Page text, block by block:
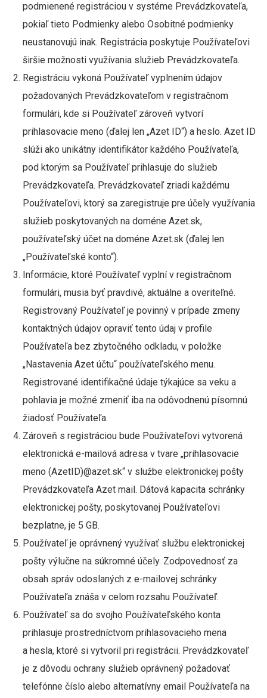
podmienené registráciou v systéme Prevádzkovateľa,
pokiaľ tieto Podmienky alebo Osobitné podmienky
neustanovujú inak. Registrácia poskytuje Používateľovi
širšie možnosti využívania služieb Prevádzkovateľa.
Registráciu vykoná Používateľ vyplnením údajov
požadovaných Prevádzkovateľom v registračnom
formulári, kde si Používateľ zároveň vytvorí
prihlasovacie meno (ďalej len „Azet ID“) a heslo. Azet ID
slúži ako unikátny identifikátor každého Používateľa,
pod ktorým sa Používateľ prihlasuje do služieb
Prevádzkovateľa. Prevádzkovateľ zriadi každému
Používateľovi, ktorý sa zaregistruje pre účely využívania
služieb poskytovaných na doméne Azet.sk,
používateľský účet na doméne Azet.sk (ďalej len
„Používateľské konto“).
Informácie, ktoré Používateľ vyplní v registračnom
formulári, musia byť pravdivé, aktuálne a overiteľné.
Registrovaný Používateľ je povinný v prípade zmeny
kontaktných údajov opraviť tento údaj v profile
Používateľa bez zbytočného odkladu, v položke
„Nastavenia Azet účtu“ používateľského menu.
Registrované identifikačné údaje týkajúce sa veku a
pohlavia je možné zmeniť iba na odôvodnenú písomnú
žiadosť Používateľa.
Zároveň s registráciou bude Používateľovi vytvorená
elektronická e-mailová adresa v tvare „prihlasovacie
meno (AzetID)@azet.sk“ v službe elektronickej pošty
Prevádzkovateľa Azet mail. Dátová kapacita schránky
elektronickej pošty, poskytovanej Používateľovi
bezplatne, je 5 GB.
Používateľ je oprávnený využívať službu elektronickej
pošty výlučne na súkromné účely. Zodpovednosť za
obsah správ odoslaných z e-mailovej schránky
Používateľa znáša v celom rozsahu Používateľ.
Používateľ sa do svojho Používateľského konta
prihlasuje prostredníctvom prihlasovacieho mena
a hesla, ktoré si vytvoril pri registrácii. Prevádzkovateľ
je z dôvodu ochrany služieb oprávnený požadovať
telefónne číslo alebo alternatívny email Používateľa na